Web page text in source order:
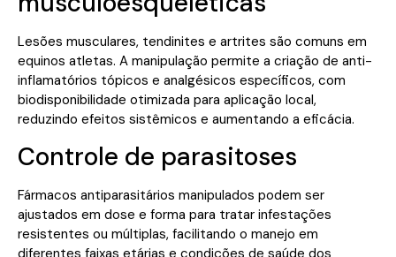
Lesões musculares, tendinites e artrites são comuns em
equinos atletas. A manipulação permite a criação de anti-
inflamatórios tópicos e analgésicos específicos, com
biodisponibilidade otimizada para aplicação local,
reduzindo efeitos sistêmicos e aumentando a eficácia.
Controle de parasitoses
Fármacos antiparasitários manipulados podem ser
ajustados em dose e forma para tratar infestações
resistentes ou múltiplas, facilitando o manejo em
diferentes faixas etárias e condições de saúde dos